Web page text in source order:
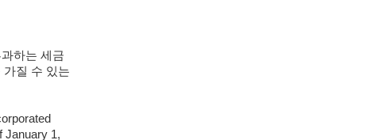
하는 세금
질 수 있는
January 1,